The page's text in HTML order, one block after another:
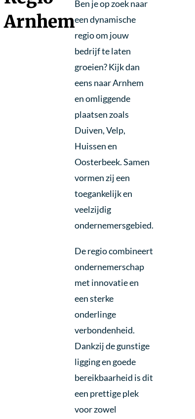
Arnhem
Ben je op zoek naar
een dynamische
regio om jouw
bedrijf te laten
groeien? Kijk dan
eens naar Arnhem
en omliggende
plaatsen zoals
Duiven, Velp,
Huissen en
Oosterbeek. Samen
vormen zij een
toegankelijk en
veelzijdig
ondernemersgebied.
De regio combineert
ondernemerschap
met innovatie en
een sterke
onderlinge
verbondenheid.
Dankzij de gunstige
ligging en goede
bereikbaarheid is dit
een prettige plek
voor zowel